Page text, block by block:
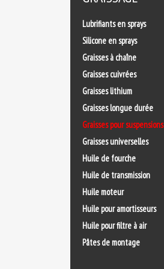
Lubrifiants en sprays
Silicone en sprays
Graisses à chaîne
Graisses cuivrées
Graisses lithium
Graisses longue durée
Graisses pour suspensions
Graisses universelles
Huile de fourche
Huile de transmission
Huile moteur
Huile pour amortisseurs
Huile pour filtre à air
Pâtes de montage